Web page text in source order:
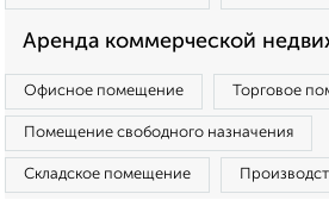
Аренда коммерческой
Офисное помещение Торговое
Помещение свободного назначения
Складское помещение